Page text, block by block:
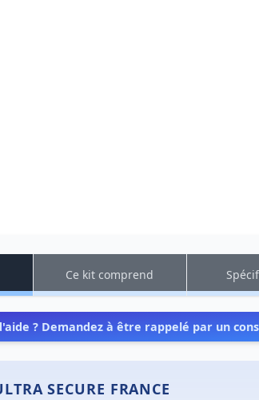
Ce kit comprend
? Demandez à être rappelé par un
SECURE FRANCE